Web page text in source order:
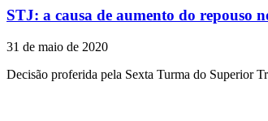
STJ: a causa de aumento do repouso
31 de maio de 2020
Decisão proferida pela Sexta Turma do Superior